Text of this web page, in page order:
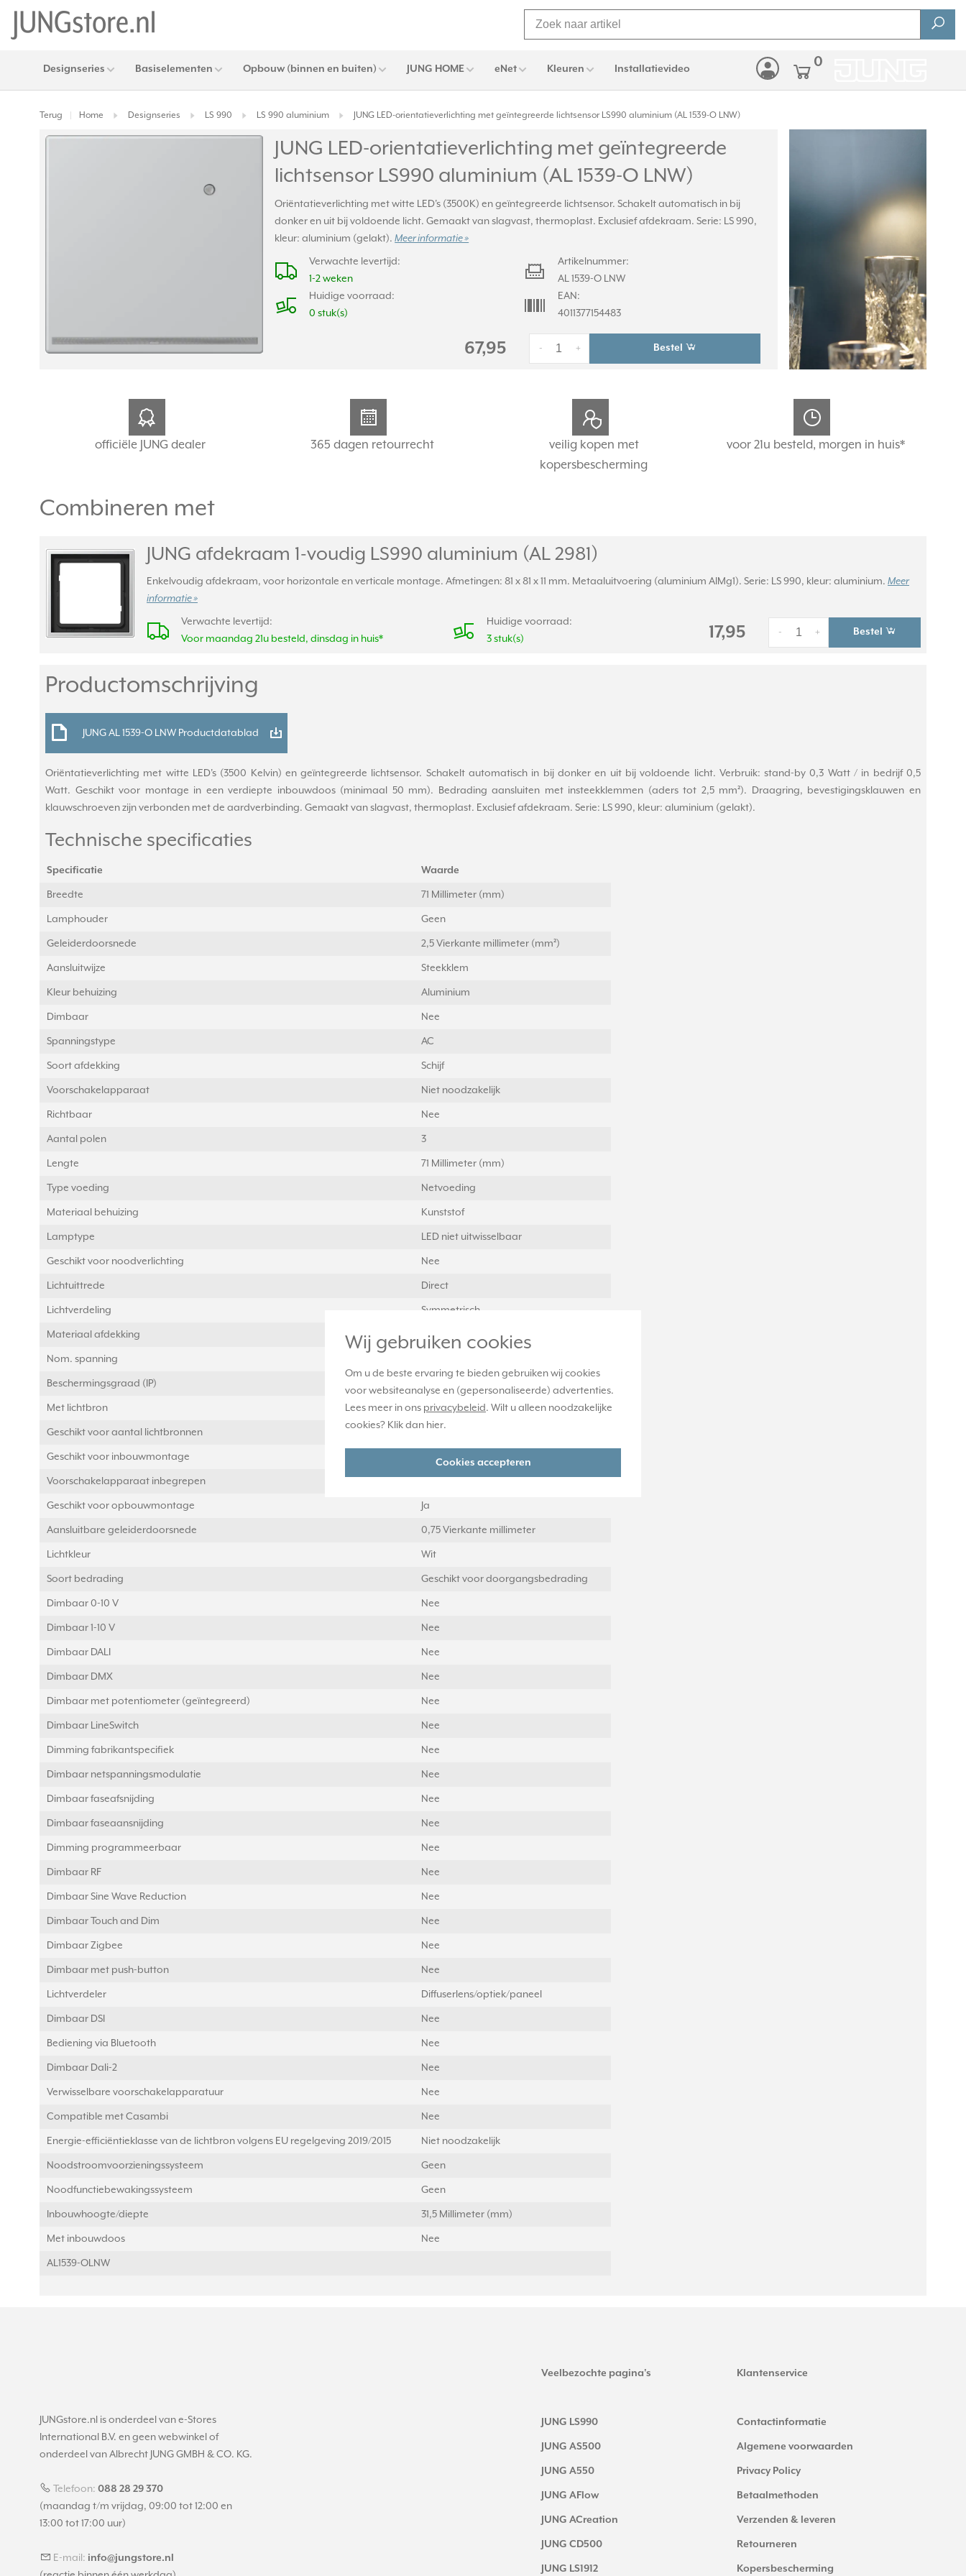
Wij gebruiken cookies
Om u de beste ervaring te bieden gebruiken wij cookies
voor websiteanalyse en (gepersonaliseerde) advertenties.
Lees meer in ons privacybeleid. Wilt u alleen noodzakelijke
cookies? Klik dan hier.
Cookies accepteren
Designseries Basiselementen Opbouw (binnen en buiten) JUNG HOME eNet Kleuren Installatievideo 0
Terug Home Designseries LS 990 LS 990 aluminium JUNG LED-orientatieverlichting met geïntegreerde lichtsensor LS990 aluminium (AL 1539-O LNW)
JUNG LED-orientatieverlichting met geïntegreerde
lichtsensor LS990 aluminium (AL 1539-O LNW)
Oriëntatieverlichting met witte LED's (3500K) en geïntegreerde lichtsensor. Schakelt automatisch in bij
donker en uit bij voldoende licht. Gemaakt van slagvast, thermoplast. Exclusief afdekraam. Serie: LS 990,
kleur: aluminium (gelakt).Meer informatie »
Verwachte levertijd:
1-2 weken
Huidige voorraad:
0 stuk(s)
Artikelnummer:
AL 1539-O LNW
EAN:
4011377154483
67,95 +
- Bestel
officiële JUNG dealer 365 dagen retourrecht
veilig kopen met
kopersbescherming
voor 21u besteld, morgen in huis*
Combineren met
JUNG afdekraam 1-voudig LS990 aluminium (AL 2981)
Enkelvoudig afdekraam, voor horizontale en verticale montage. Afmetingen: 81 x 81 x 11 mm. Metaaluitvoering (aluminium AlMg1). Serie: LS 990, kleur: aluminium. Meer
informatie »
Verwachte levertijd:
Voor maandag 21u besteld, dinsdag in huis*
Huidige voorraad:
3 stuk(s)
17,95 +
- Bestel
Productomschrijving
JUNG AL 1539-O LNW Productdatablad
Oriëntatieverlichting met witte LED's (3500 Kelvin) en geïntegreerde lichtsensor. Schakelt automatisch in bij donker en uit bij voldoende licht. Verbruik: stand-by 0,3 Watt / in bedrijf 0,5
Watt. Geschikt voor montage in een verdiepte inbouwdoos (minimaal 50 mm). Bedrading aansluiten met insteekklemmen (aders tot 2,5 mm²). Draagring, bevestigingsklauwen en
klauwschroeven zijn verbonden met de aardverbinding. Gemaakt van slagvast, thermoplast. Exclusief afdekraam. Serie: LS 990, kleur: aluminium (gelakt).
Technische specificaties
Specificatie Waarde
Breedte 71 Millimeter (mm)
Lamphouder Geen
Geleiderdoorsnede 2,5 Vierkante millimeter (mm²)
Aansluitwijze Steekklem
Kleur behuizing Aluminium
Dimbaar Nee
Spanningstype AC
Soort afdekking Schijf
Voorschakelapparaat Niet noodzakelijk
Richtbaar Nee
Aantal polen 3
Lengte 71 Millimeter (mm)
Type voeding Netvoeding
Materiaal behuizing Kunststof
Lamptype LED niet uitwisselbaar
Geschikt voor noodverlichting Nee
Lichtuittrede Direct
Lichtverdeling Symmetrisch
Materiaal afdekking Kunststof transparant
Nom. spanning
Beschermingsgraad (IP)
Met lichtbron Ja
Geschikt voor aantal lichtbronnen
Geschikt voor inbouwmontage
Voorschakelapparaat inbegrepen
Geschikt voor opbouwmontage Ja
Aansluitbare geleiderdoorsnede 0,75 Vierkante millimeter
Lichtkleur Wit
Soort bedrading Geschikt voor doorgangsbedrading
Dimbaar 0-10 V Nee
Dimbaar 1-10 V Nee
Dimbaar DALI Nee
Dimbaar DMX Nee
Dimbaar met potentiometer (geïntegreerd) Nee
Dimbaar LineSwitch Nee
Dimming fabrikantspecifiek Nee
Dimbaar netspanningsmodulatie Nee
Dimbaar faseafsnijding Nee
Dimbaar faseaansnijding Nee
Dimming programmeerbaar Nee
Dimbaar RF Nee
Dimbaar Sine Wave Reduction Nee
Dimbaar Touch and Dim Nee
Dimbaar Zigbee Nee
Dimbaar met push-button Nee
Lichtverdeler Diffuserlens/optiek/paneel
Dimbaar DSI Nee
Bediening via Bluetooth Nee
Dimbaar Dali-2 Nee
Verwisselbare voorschakelapparatuur Nee
Compatible met Casambi Nee
Energie-efficiëntieklasse van de lichtbron volgens EU regelgeving 2019/2015 Niet noodzakelijk
Noodstroomvoorzieningssysteem Geen
Noodfunctiebewakingssysteem Geen
Inbouwhoogte/diepte 31,5 Millimeter (mm)
Met inbouwdoos Nee
AL1539-OLNW
JUNGstore.nl is onderdeel van e-Stores
International B.V. en geen webwinkel of
onderdeel van Albrecht JUNG GMBH & CO. KG.
Telefoon: 088 28 29 370
(maandag t/m vrijdag, 09:00 tot 12:00 en
13:00 tot 17:00 uur)
E-mail: info@jungstore.nl
Veelbezochte pagina's
JUNG LS990
JUNG AS500
JUNG A550
JUNG AFlow
JUNG ACreation
JUNG CD500
JUNG LS1912
Klantenservice
Contactinformatie
Algemene voorwaarden
Privacy Policy
Betaalmethoden
Verzenden & leveren
Retourneren
Kopersbescherming